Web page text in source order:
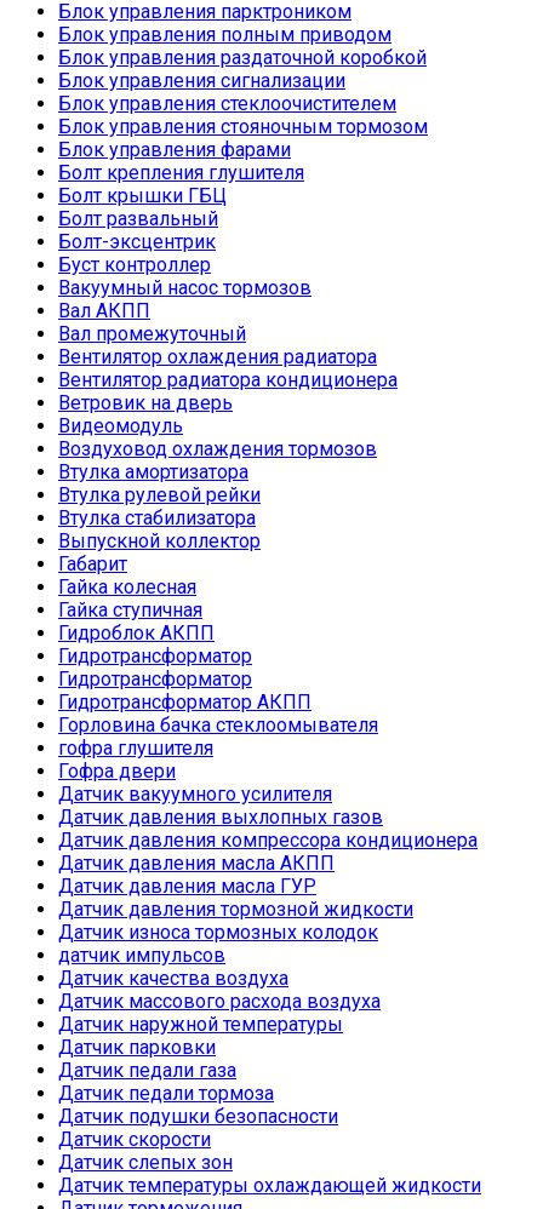
Блок управления парктроником
Блок управления полным приводом
Блок управления раздаточной коробкой
Блок управления сигнализации
Блок управления стеклоочистителем
Блок управления стояночным тормозом
Блок управления фарами
Болт крепления глушителя
Болт крышки ГБЦ
Болт развальный
Болт-эксцентрик
Буст контроллер
Вакуумный насос тормозов
Вал АКПП
Вал промежуточный
Вентилятор охлаждения радиатора
Вентилятор радиатора кондиционера
Ветровик на дверь
Видеомодуль
Воздуховод охлаждения тормозов
Втулка амортизатора
Втулка рулевой рейки
Втулка стабилизатора
Выпускной коллектор
Габарит
Гайка колесная
Гайка ступичная
Гидроблок АКПП
Гидротрансформатор
Гидротрансформатор
Гидротрансформатор АКПП
Горловина бачка стеклоомывателя
гофра глушителя
Гофра двери
Датчик вакуумного усилителя
Датчик давления выхлопных газов
Датчик давления компрессора кондиционера
Датчик давления масла АКПП
Датчик давления масла ГУР
Датчик давления тормозной жидкости
Датчик износа тормозных колодок
датчик импульсов
Датчик качества воздуха
Датчик массового расхода воздуха
Датчик наружной температуры
Датчик парковки
Датчик педали газа
Датчик педали тормоза
Датчик подушки безопасности
Датчик скорости
Датчик слепых зон
Датчик температуры охлаждающей жидкости